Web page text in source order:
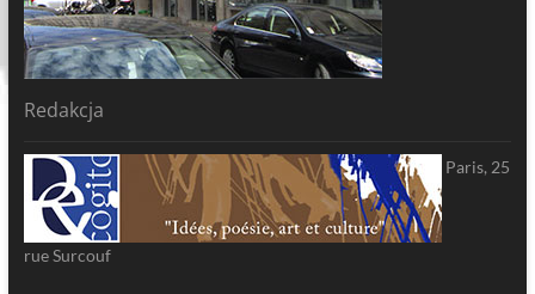
Redakcja
Paris, 25
rue Surcouf